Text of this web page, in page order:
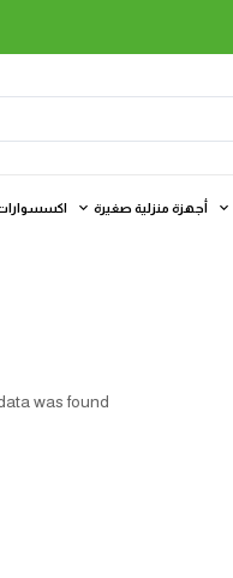
أجهزة منزلية صغيرة
was found